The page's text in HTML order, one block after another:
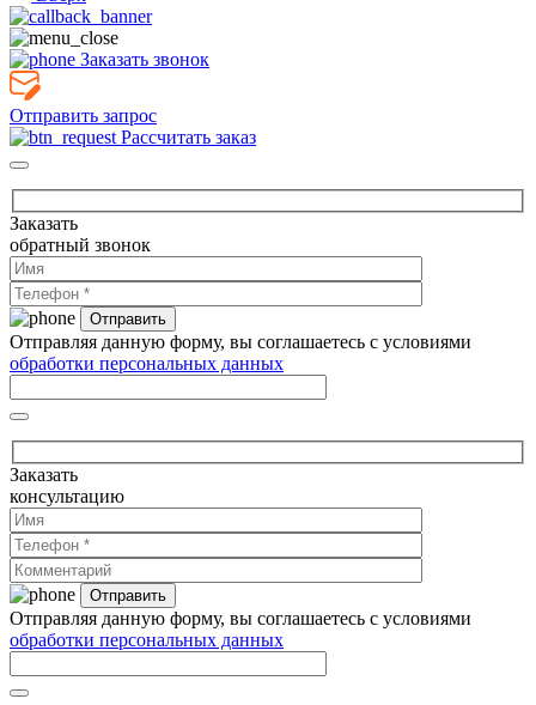
Заказать звонок
Отправить запрос
Рассчитать заказ
Заказать
обратный звонок
Отправляя данную форму, вы соглашаетесь с условиями
обработки персональных данных
Заказать
консультацию
Отправляя данную форму, вы соглашаетесь с условиями
обработки персональных данных